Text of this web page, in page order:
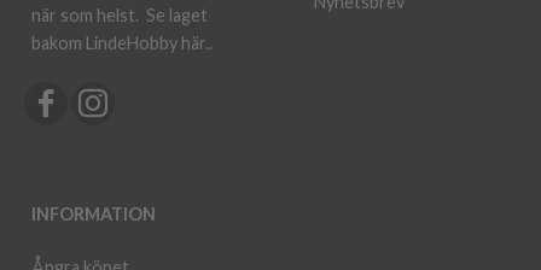
när som helst. Se laget
bakom LindeHobby här..
INFORMATION